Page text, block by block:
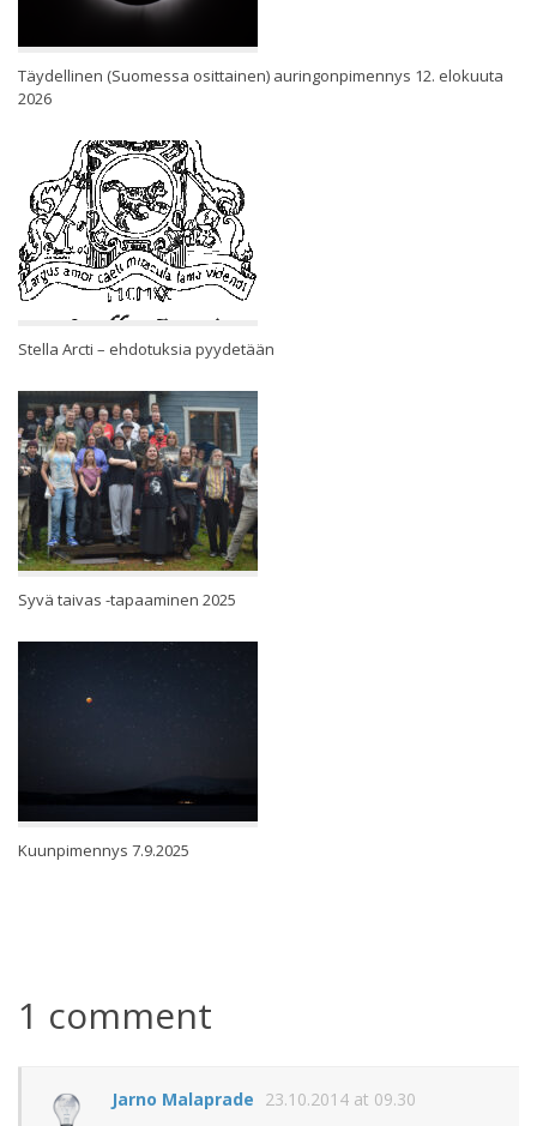
Täydellinen (Suomessa osittainen) auringonpimennys 12. elokuuta
2026
Stella Arcti – ehdotuksia pyydetään
Syvä taivas -tapaaminen 2025
Kuunpimennys 7.9.2025
1 comment
Jarno Malaprade 23.10.2014 at 09.30